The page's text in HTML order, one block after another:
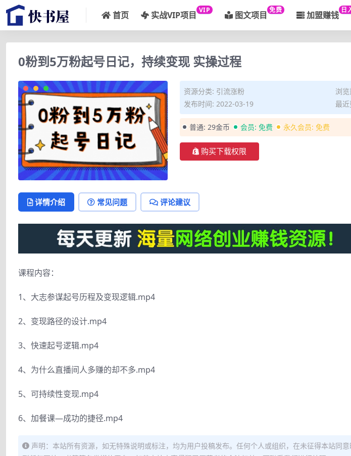
首页 实战VIP项目 VIP 图文项目 免费 加盟赚钱 日
0粉到5万粉起号日记，持续变现 实操过程
资源分类: 引流涨粉
浏
发布时间: 2022-03-19
最
普通: 29金币 会员: 免费 永久会员: 免费
购买下载权限
详情介绍 常见问题 评论建议
课程内容：
1、大志参谋起号历程及变现逻辑.mp4
2、变现路径的设计.mp4
3、快速起号逻辑.mp4
4、为什么直播间人多赚的却不多.mp4
5、可持续性变现.mp4
6、加餐课—成功的捷径.mp4
声明：本站所有资源，如无特殊说明或标注，均为用户投稿发布。任何个人或组织，在未征得本站同